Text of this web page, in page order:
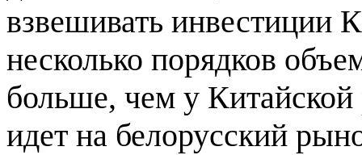
взвешивать инвестиции
несколько порядков
больше, чем у
идет на белорусский